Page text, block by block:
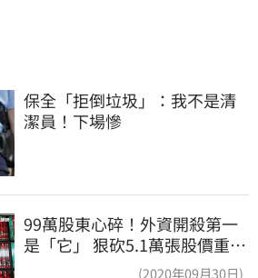
保全「拒倒垃圾」：我不是清
潔員！下場慘
99萬股東心碎！外資開殺第一
是「它」 狠砍5.1萬張股價重挫
(2020年09月30日)